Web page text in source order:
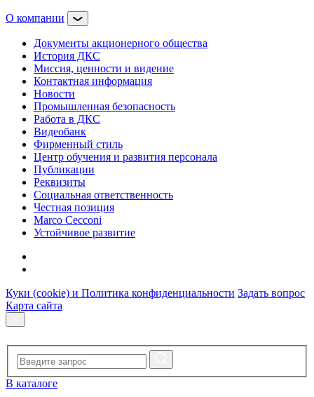
О компании
Документы акционерного общества
История ДКС
Миссия, ценности и видение
Контактная информация
Новости
Промышленная безопасность
Работа в ДКС
Видеобанк
Фирменный стиль
Центр обучения и развития персонала
Публикации
Реквизиты
Социальная ответственность
Честная позиция
Marco Cecconi
Устойчивое развитие
Куки (cookie) и Политика конфиденциальности Задать вопрос
Карта сайта
В каталоге